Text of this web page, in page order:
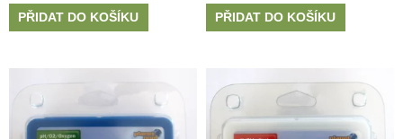
PŘIDAT DO KOŠÍKU PŘIDAT DO KOŠÍKU